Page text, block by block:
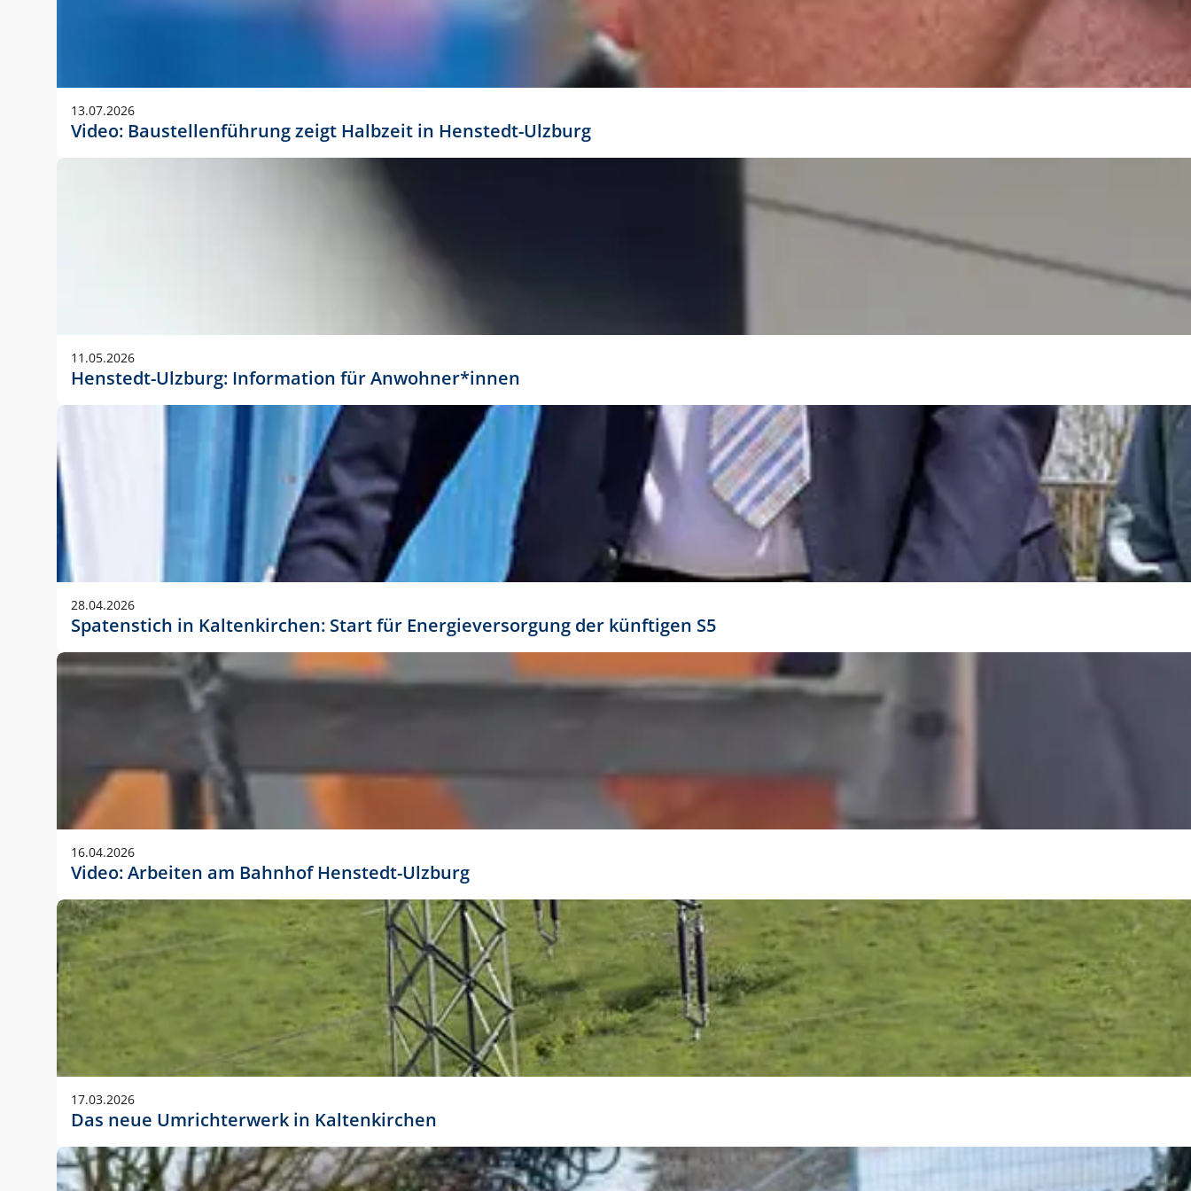
Anwendungsgröße im Layout:
Die Logohöhe beträgt 4 – 10 % der jeweiligen Formathöhe. Daraus ergeben sich für gängige Formate
folgende fest definierte Anwendungsgrößen im Layout:
DIN A3 – 15 mm hoch (5 %)
DIN A1 – 39 mm hoch (5 %)
DIN lang – 10 mm hoch (5 %)
1080 x 1080 px – 78 px hoch (7 %)
In Ausnahmefällen darf das Logo jedoch auch größer oder kleiner gesetzt werden. Dazu bedarf es jedoch
stets der vorherigen Absprache mit der Marketingabteilung.
13.07.2026
Video: Baustellenführung zeigt Halbzeit in Henstedt-Ulzburg
11.05.2026
Henstedt-Ulzburg: Information für Anwohner*innen
28.04.2026
Spatenstich in Kaltenkirchen: Start für Energieversorgung der künftigen S5
16.04.2026
Video: Arbeiten am Bahnhof Henstedt-Ulzburg
17.03.2026
Das neue Umrichterwerk in Kaltenkirchen